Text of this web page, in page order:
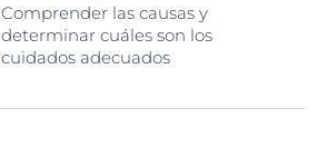
Comprender las causas y
determinar cuáles son los
cuidados adecuados